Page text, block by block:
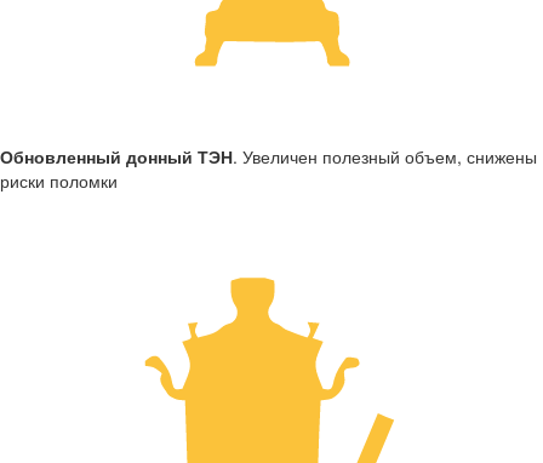
Обновленный донный ТЭН. Увеличен полезный объем, снижены
риски поломки